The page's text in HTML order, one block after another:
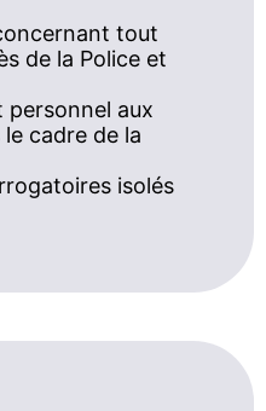
tout
de la Police et
personnel aux
cadre de la
isolés